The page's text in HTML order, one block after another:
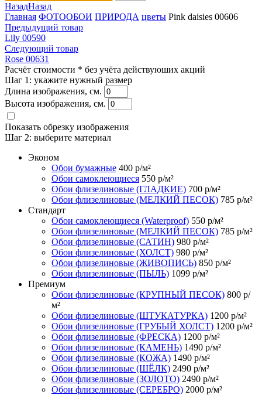
НазадНазад
Главная ФОТООБОИ ПРИРОДА цветы Pink daisies 00606
Предыдущий товар
Lily 00590
Следующий товар
Rose 00631
Расчёт стоимости * без учёта действуюших акций
Шаг 1: укажите нужный размер
Длина изображения, см.
Высота изображения, см.
Показать обрезку изображения
Шаг 2: выберите материал
Эконом
Обои бумажные 400 р/м²
Обои самоклеющиеся 550 р/м²
Обои флизелиновые (ГЛАДКИЕ) 700 р/м²
Обои флизелиновые (МЕЛКИЙ ПЕСОК) 785 р/м²
Стандарт
Обои самоклеющиеся (Waterproof) 550 р/м²
Обои флизелиновые (МЕЛКИЙ ПЕСОК) 785 р/м²
Обои флизелиновые (САТИН) 980 р/м²
Обои флизелиновые (ХОЛСТ) 980 р/м²
Обои флизелиновые (ЖИВОПИСЬ) 850 р/м²
Обои флизелиновые (ПЫЛЬ) 1099 р/м²
Премиум
Обои флизелиновые (КРУПНЫЙ ПЕСОК) 800 р/
м²
Обои флизелиновые (ШТУКАТУРКА) 1200 р/м²
Обои флизелиновые (ГРУБЫЙ ХОЛСТ) 1200 р/м²
Обои флизелиновые (ФРЕСКА) 1200 р/м²
Обои флизелиновые (КАМЕНЬ) 1490 р/м²
Обои флизелиновые (КОЖА) 1490 р/м²
Обои флизелиновые (ШЁЛК) 2490 р/м²
Обои флизелиновые (ЗОЛОТО) 2490 р/м²
Обои флизелиновые (СЕРЕБРО) 2000 р/м²